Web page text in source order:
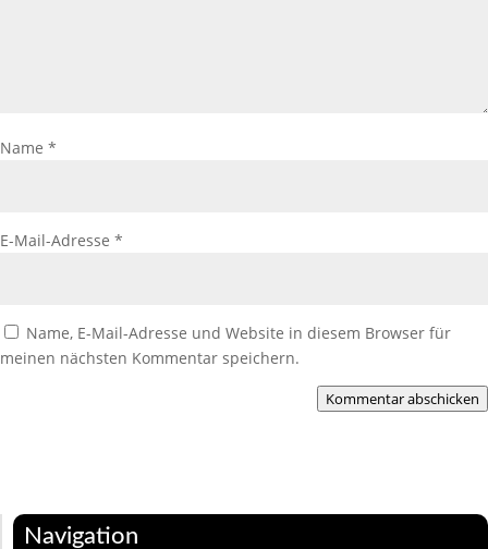
Name *
E-Mail-Adresse *
Name, E-Mail-Adresse und Website in diesem Browser für
meinen nächsten Kommentar speichern.
Kommentar abschicken
Navigation